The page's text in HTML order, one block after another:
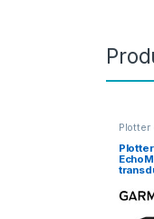
Plotter